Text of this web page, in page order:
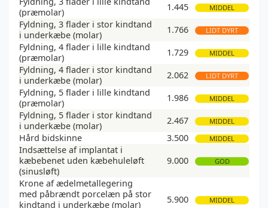
(præmolar)
1.445 MIDDEL
Fyldning, 3 flader i stor kindtand
i underkæbe (molar)
1.766 LIDT DYRT
Fyldning, 4 flader i lille kindtand
(præmolar)
1.729 MIDDEL
Fyldning, 4 flader i stor kindtand
i underkæbe (molar)
2.062 LIDT DYRT
Fyldning, 5 flader i lille kindtand
(præmolar)
1.986 MIDDEL
Fyldning, 5 flader i stor kindtand
i underkæbe (molar)
2.467 MIDDEL
Hård bidskinne 3.500 MIDDEL
Indsættelse af implantat i
kæbebenet uden kæbehuleløft
(sinusløft)
9.000 GOD
Krone af ædelmetallegering
med påbrændt porcelæn på stor
kindtand i underkæbe (molar)
5.900 MIDDEL